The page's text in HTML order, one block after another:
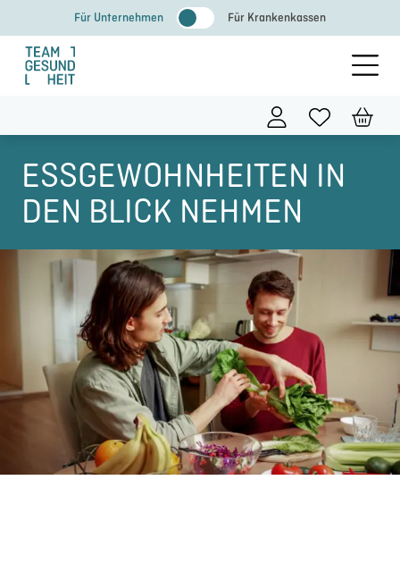
Inhalt
springen
Für Unternehmen Für Krankenkassen
ESSGEWOHNHEITEN IN
DEN BLICK NEHMEN